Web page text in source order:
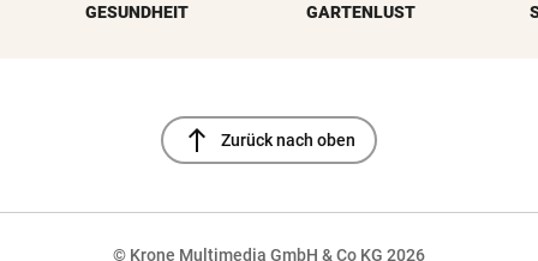
GESUNDHEIT GARTENLUST
north Zurück nach oben
© Krone Multimedia GmbH & Co KG 2026